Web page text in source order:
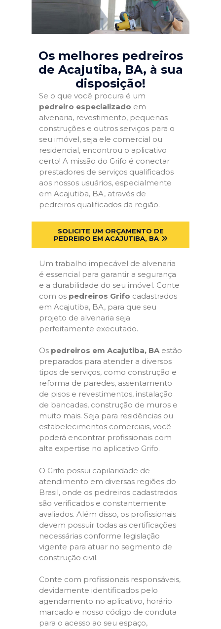
Os melhores pedreiros
de Acajutiba, BA, à sua
disposição!
Se o que você procura é um
pedreiro especializado em
alvenaria, revestimento, pequenas
construções e outros serviços para o
seu imóvel, seja ele comercial ou
residencial, encontrou o aplicativo
certo! A missão do Grifo é conectar
prestadores de serviços qualificados
aos nossos usuários, especialmente
em Acajutiba, BA, através de
pedreiros qualificados da região.
SOLICITE UM ORÇAMENTO DE
PEDREIRO EM ACAJUTIBA, BA
Um trabalho impecável de alvenaria
é essencial para garantir a segurança
e a durabilidade do seu imóvel. Conte
com os pedreiros Grifo cadastrados
em Acajutiba, BA, para que seu
projeto de alvenaria seja
perfeitamente executado.
Os pedreiros em Acajutiba, BAestão
preparados para atender a diversos
tipos de serviços, como construção e
reforma de paredes, assentamento
de pisos e revestimentos, instalação
de bancadas, construção de muros e
muito mais. Seja para residências ou
estabelecimentos comerciais, você
poderá encontrar profissionais com
alta expertise no aplicativo Grifo.
O Grifo possui capilaridade de
atendimento em diversas regiões do
Brasil, onde os pedreiros cadastrados
são verificados e constantemente
avaliados. Além disso, os profissionais
devem possuir todas as certificações
necessárias conforme legislação
vigente para atuar no segmento de
construção civil.
Conte com profissionais responsáveis,
devidamente identificados pelo
agendamento no aplicativo, horário
marcado e nosso código de conduta
para o acesso ao seu espaço,